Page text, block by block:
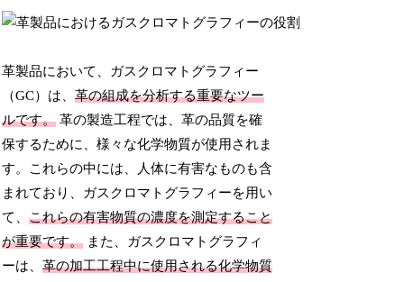
革製品において、ガスクロマトグラフィー
（GC）は、革の組成を分析する重要なツー
ルです。 革の製造工程では、革の品質を確
保するために、様々な化学物質が使用されま
す。これらの中には、人体に有害なものも含
まれており、ガスクロマトグラフィーを用い
て、これらの有害物質の濃度を測定すること
が重要です。 また、ガスクロマトグラフィ
ーは、革の加工工程中に使用される化学物質